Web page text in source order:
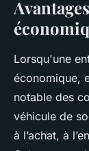
Lorsqu'une
économique,
notable des
véhicule de
à l’achat, à